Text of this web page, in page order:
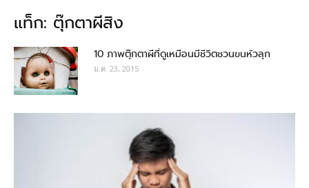
แท็ก: ตุ๊กตาผีสิง
10 ภาพตุ๊กตาผีที่ดูเหมือนมีชีวิตชวนขนหัวลุก
ม.ค. 23, 2015